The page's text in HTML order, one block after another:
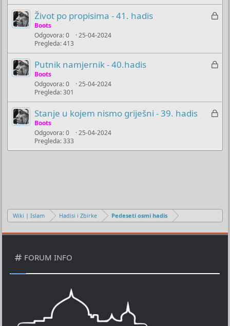
u
n
o
Z
u
n
o
Život po propisima - 41. hadis
Boots
Odgovora 0
Pregleda 413
25-04-2024
Z
u
n
Putnik namjernik - 40.hadis
Boots
Odgovora 0
Pregleda 301
25-04-2024
Z
o
Stanje u kojem nismo griješni - 39. hadis
Boots
Odgovora 0
Pregleda 333
25-04-2024
Wiki | Islam Hadisi i Zbirke Pedeseti osmi hadis
FORUM INFO